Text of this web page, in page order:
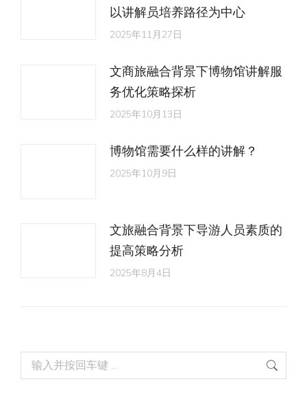
以讲解员培养路径为中心
2025年11月27日
文商旅融合背景下博物馆讲解服
务优化策略探析
2025年10月13日
博物馆需要什么样的讲解？
2025年10月9日
文旅融合背景下导游人员素质的
提高策略分析
2025年8月4日
Search: